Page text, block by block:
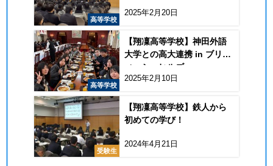
高等学校
2025年2月20日
高等学校
【翔凜高等学校】神田外語
大学との高大連携 in ブリテ
ィッシュヒルズ
2025年2月10日
受験生
【翔凜高等学校】鉄人から
初めての学び！
2024年4月21日